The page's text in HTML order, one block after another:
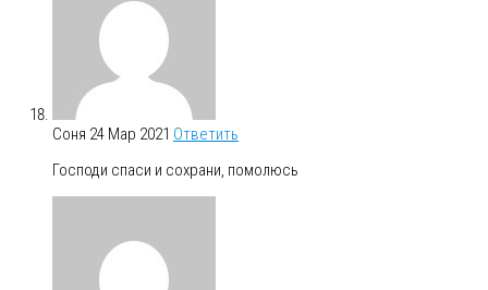
Соня 24 Мар 2021 Ответить
Господи спаси и сохрани, помолюсь